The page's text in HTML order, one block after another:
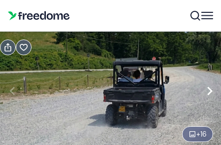
+16
Prenota Regala
Navigate
forward
to
interact
with
Modifica
09:00 Modifica
Partecipanti 1